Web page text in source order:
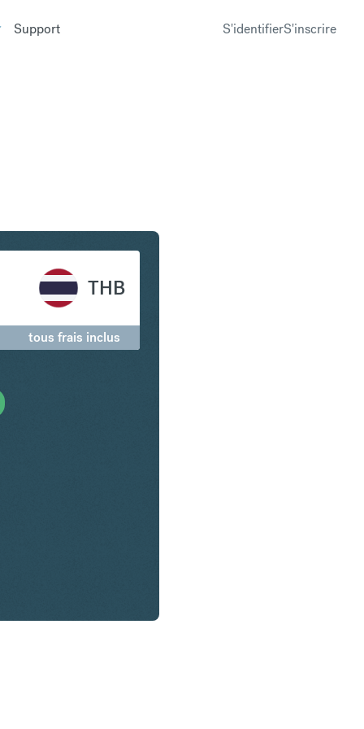
Support S'identifierS'inscrire
THB
tous frais inclus